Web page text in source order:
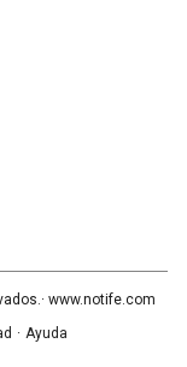
www.notife.com
· Ayuda